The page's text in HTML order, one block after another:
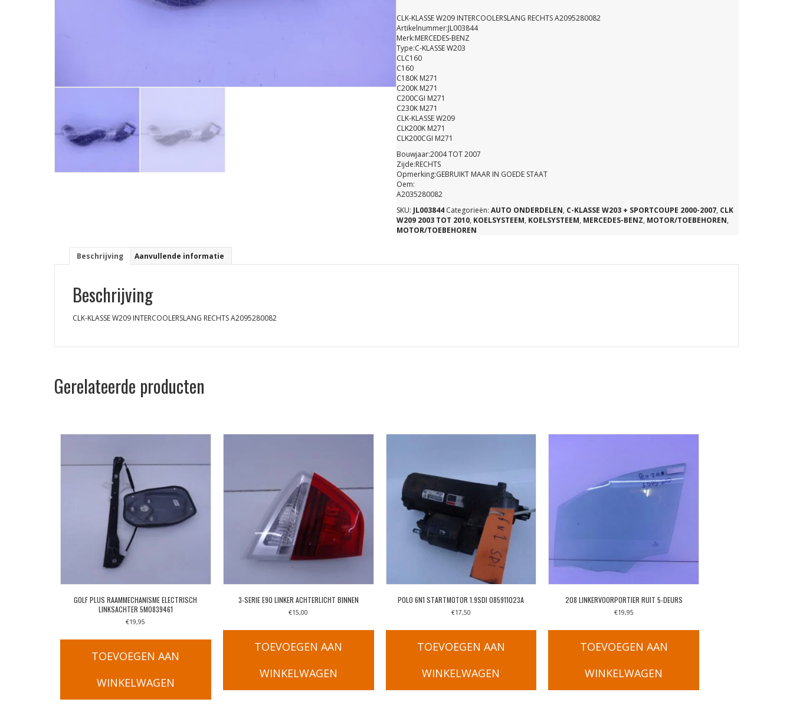
W209
INTERCOOLERSLANG
RECHTS
A2095280082
aantal
CLK-KLASSE W209 INTERCOOLERSLANG RECHTS A2095280082
Artikelnummer:JL003844
Merk:MERCEDES-BENZ
Type:C-KLASSE W203
CLC160
C160
C180K M271
C200K M271
C200CGI M271
C230K M271
CLK-KLASSE W209
CLK200K M271
CLK200CGI M271
Bouwjaar:2004 TOT 2007
Zijde:RECHTS
Opmerking:GEBRUIKT MAAR IN GOEDE STAAT
Oem:
A2035280082
SKU: JL003844 Categorieën: AUTO ONDERDELEN, C-KLASSE W203 + SPORTCOUPE 2000-2007, CLK
W209 2003 TOT 2010, KOELSYSTEEM, KOELSYSTEEM, MERCEDES-BENZ, MOTOR/TOEBEHOREN,
MOTOR/TOEBEHOREN
Beschrijving Aanvullende informatie
Beschrijving
CLK-KLASSE W209 INTERCOOLERSLANG RECHTS A2095280082
Gerelateerde producten
GOLF PLUS RAAMMECHANISME ELECTRISCH
LINKSACHTER 5M0839461
€19,95
TOEVOEGEN AAN
WINKELWAGEN
3-SERIE E90 LINKER ACHTERLICHT BINNEN
€15,00
TOEVOEGEN AAN
WINKELWAGEN
POLO 6N1 STARTMOTOR 1.9SDI 085911023A
€17,50
TOEVOEGEN AAN
WINKELWAGEN
208 LINKERVOORPORTIER RUIT 5-DEURS
€19,95
TOEVOEGEN AAN
WINKELWAGEN